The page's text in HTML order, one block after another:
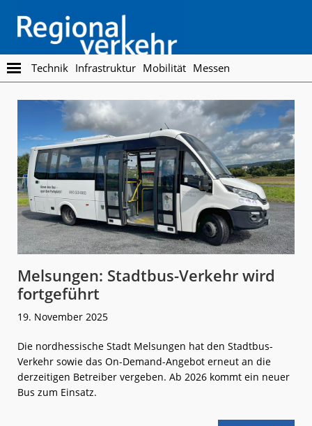
main
content
footer
Regionalverkehr
Die
Fachzeitschrift
Öffentlichen
Personennahverkehr
Technik Infrastruktur Mobilität Messen
Melsungen: Stadtbus-Verkehr wird
fortgeführt
19. November 2025
Die nordhessische Stadt Melsungen hat den Stadtbus-
Verkehr sowie das On-Demand-Angebot erneut an die
derzeitigen Betreiber vergeben. Ab 2026 kommt ein neuer
Bus zum Einsatz.